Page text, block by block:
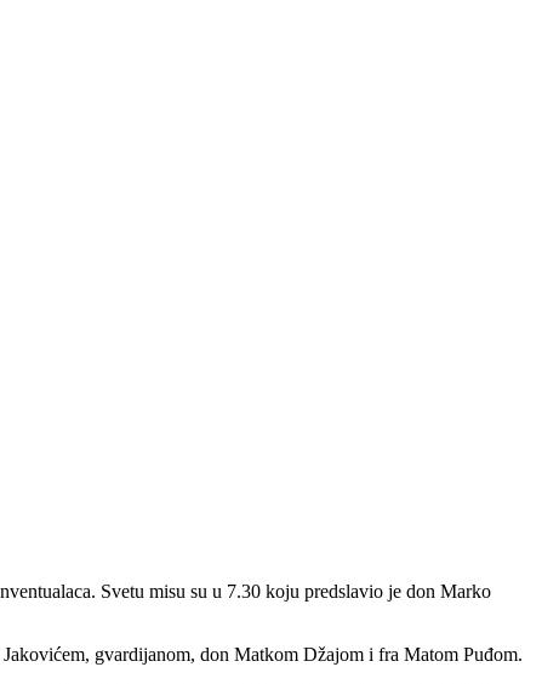
Svetu misu su u 7.30 koju predslavio je don Marko
gvardijanom, don Matkom Džajom i fra Matom Puđom.